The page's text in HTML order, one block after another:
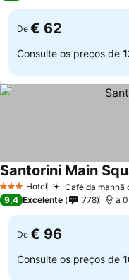
De € 62
Consulte os preços de
3 EstrelasHotel Café da manhã
Santorini Main
9,4 Excelente 778 a
De € 96
Consulte os preços de